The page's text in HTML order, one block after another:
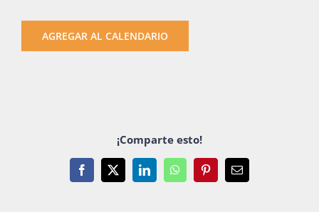
AGREGAR AL CALENDARIO
¡Comparte esto!
Facebook
X LinkedInWhatsAppPinterestEmail